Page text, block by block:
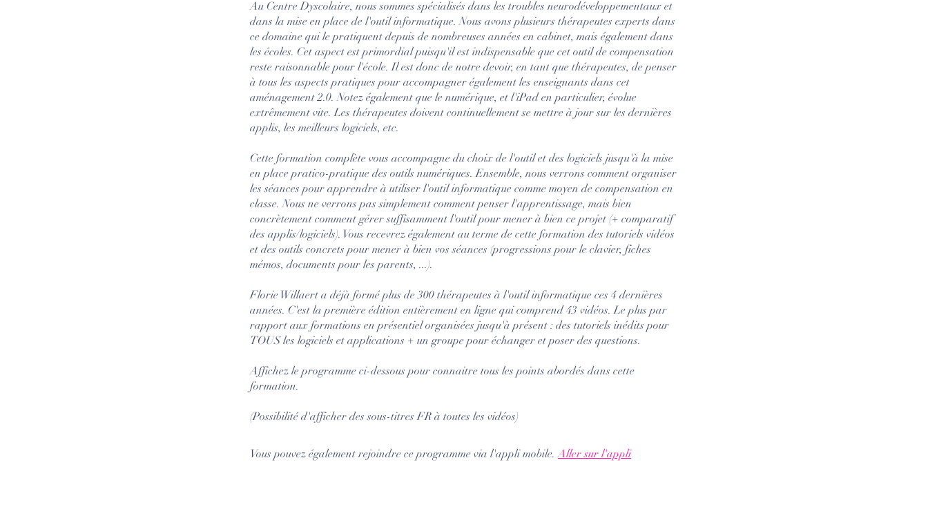
Au Centre Dyscolaire, nous sommes spécialisés dans les troubles neurodéveloppementaux et
dans la mise en place de l'outil informatique. Nous avons plusieurs thérapeutes experts dans
ce domaine qui le pratiquent depuis de nombreuses années en cabinet, mais également dans
les écoles. Cet aspect est primordial puisqu'il est indispensable que cet outil de compensation
reste raisonnable pour l'école. Il est donc de notre devoir, en tant que thérapeutes, de penser
à tous les aspects pratiques pour accompagner également les enseignants dans cet
aménagement 2.0. Notez également que le numérique, et l'iPad en particulier, évolue
extrêmement vite. Les thérapeutes doivent continuellement se mettre à jour sur les dernières
applis, les meilleurs logiciels, etc.
Cette formation complète vous accompagne du choix de l'outil et des logiciels jusqu'à la mise
en place pratico-pratique des outils numériques. Ensemble, nous verrons comment organiser
les séances pour apprendre à utiliser l'outil informatique comme moyen de compensation en
classe. Nous ne verrons pas simplement comment penser l'apprentissage, mais bien
concrètement comment gérer suffisamment l'outil pour mener à bien ce projet (+ comparatif
des applis/logiciels). Vous recevrez également au terme de cette formation des tutoriels vidéos
et des outils concrets pour mener à bien vos séances (progressions pour le clavier, fiches
mémos, documents pour les parents, ...).
Florie Willaert a déjà formé plus de 300 thérapeutes à l'outil informatique ces 4 dernières
années. C'est la première édition entièrement en ligne qui comprend 43 vidéos. Le plus par
rapport aux formations en présentiel organisées jusqu'à présent : des tutoriels inédits pour
TOUS les logiciels et applications + un groupe pour échanger et poser des questions.
Affichez le programme ci-dessous pour connaitre tous les points abordés dans cette
formation.
(Possibilité d'afficher des sous-titres FR à toutes les vidéos)
Vous pouvez également rejoindre ce programme via l'appli mobile. Aller sur l'appli